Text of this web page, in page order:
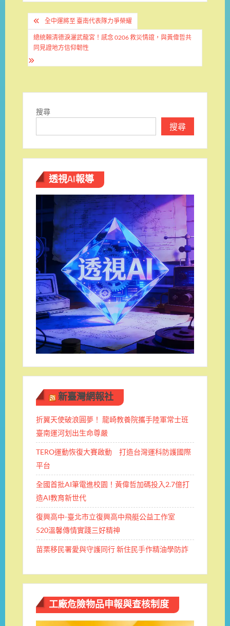
文
章
導
覽
全中運將至 臺南代表隊力爭榮耀
總統賴清德淚灑武龍宮！感念 0206 救災情誼，與黃偉哲共
同見證地方信仰韌性
搜尋
搜尋
透視AI報導
新臺灣網報社
折翼天使破浪圓夢！ 龍崎教養院攜手陸軍常士班 ​
臺南運河划出生命尊嚴
TERO運動恢復大賽啟動 打造台灣運科防護國際
平台
全國首批AI筆電進校園！黃偉哲加碼投入2.7億打
造AI教育新世代
復興高中-臺北市立復興高中飛艇公益工作室
520溫馨傳情實踐三好精神
苗栗移民署愛與守護同行 新住民手作精油學防詐
工廠危險物品申報與查核制度